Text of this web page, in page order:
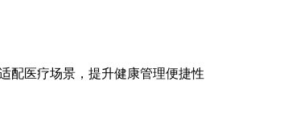
配医疗场景，提升健康管理便捷性